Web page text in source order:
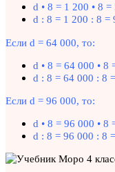
d • 8 = 1 200 • 8 =
d : 8 = 1 200 : 8 =
Если d = 64 000, то:
d • 8 = 64 000 • 8
d : 8 = 64 000 : 8
Если d = 96 000, то:
d • 8 = 96 000 • 8
d : 8 = 96 000 : 8